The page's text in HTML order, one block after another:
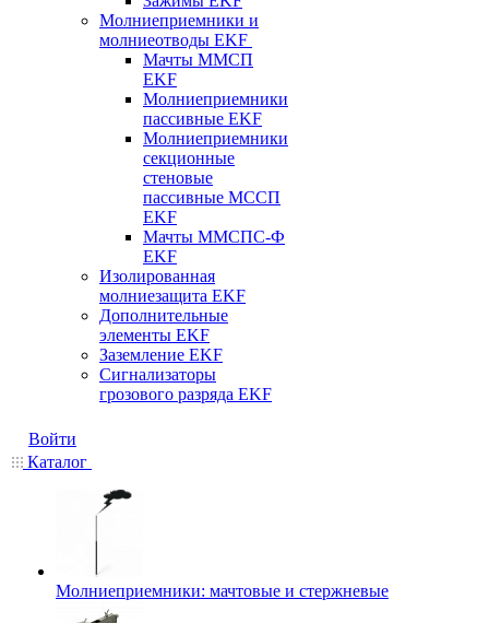
Молниеприемники и
молниеотводы EKF
Мачты ММСП
EKF
Молниеприемники
пассивные EKF
Молниеприемники
секционные
стеновые
пассивные МССП
EKF
Мачты ММСПС-Ф
EKF
Изолированная
молниезащита EKF
Дополнительные
элементы EKF
Заземление EKF
Сигнализаторы
грозового разряда EKF
Войти
Каталог
Молниеприемники: мачтовые и стержневые